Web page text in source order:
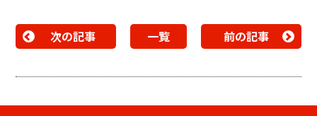
次の記事 一覧 前の記事